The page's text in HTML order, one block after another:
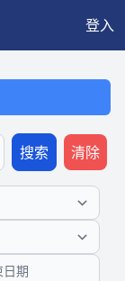
登入
搜索 清除